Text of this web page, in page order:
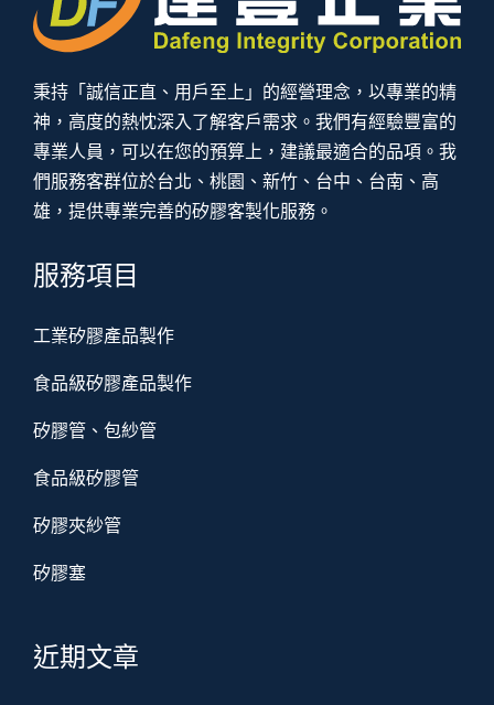
秉持「誠信正直、用戶至上」的經營理念，以專業的精
神，高度的熱忱深入了解客戶需求。我們有經驗豐富的
專業人員，可以在您的預算上，建議最適合的品項。我
們服務客群位於台北、桃園、新竹、台中、台南、高
雄，提供專業完善的矽膠客製化服務。
服務項目
工業矽膠產品製作
食品級矽膠產品製作
矽膠管、包紗管
食品級矽膠管
矽膠夾紗管
矽膠塞
近期文章